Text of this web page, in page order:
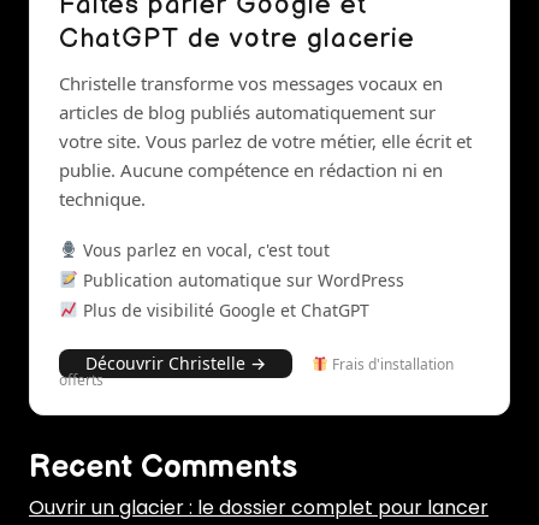
ChatGPT de votre glacerie
Christelle transforme vos messages vocaux en
articles de blog publiés automatiquement sur
votre site. Vous parlez de votre métier, elle écrit et
publie. Aucune compétence en rédaction ni en
technique.
Vous parlez en vocal, c'est tout
Publication automatique sur WordPress
Plus de visibilité Google et ChatGPT
Découvrir Christelle → Frais d'installation
offerts
Recent Comments
Ouvrir un glacier : le dossier complet pour lancer